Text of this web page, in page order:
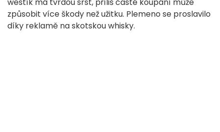
způsobit více škody než užitku. Plemeno se proslavilo
díky reklamě na skotskou whisky.